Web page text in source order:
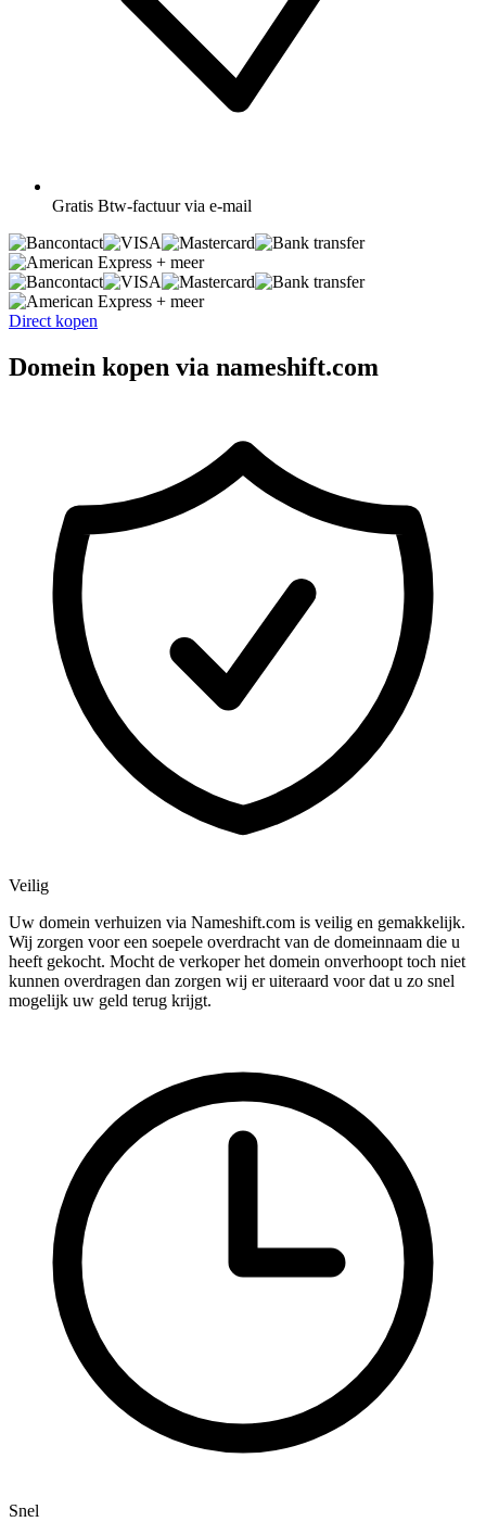
Gratis Btw-factuur via e-mail
+ meer
+ meer
Direct kopen
Domein kopen via nameshift.com
Veilig
Uw domein verhuizen via Nameshift.com is veilig en gemakkelijk.
Wij zorgen voor een soepele overdracht van de domeinnaam die u
heeft gekocht. Mocht de verkoper het domein onverhoopt toch niet
kunnen overdragen dan zorgen wij er uiteraard voor dat u zo snel
mogelijk uw geld terug krijgt.
Snel